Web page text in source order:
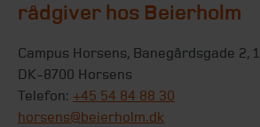
rådgiver hos Beierholm
Campus Horsens, Banegårdsgade 2,
DK-8700 Horsens
Telefon: +45 54 84 88 30
horsens@beierholm.dk